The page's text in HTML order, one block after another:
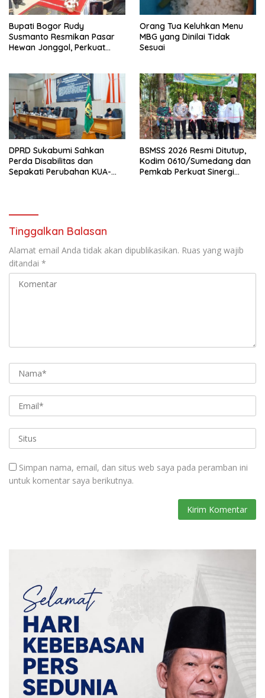
Bupati Bogor Rudy
Susmanto Resmikan Pasar
Hewan Jonggol, Perkuat
Orang Tua Keluhkan Menu
MBG yang Dinilai Tidak
Sesuai
DPRD Sukabumi Sahkan
Perda Disabilitas dan
Sepakati Perubahan KUA-
BSMSS 2026 Resmi Ditutup,
Kodim 0610/Sumedang dan
Pemkab Perkuat Sinergi
Tinggalkan Balasan
Alamat email Anda tidak akan dipublikasikan. Ruas yang wajib
ditandai *
Simpan nama, email, dan situs web saya pada peramban ini
untuk komentar saya berikutnya.